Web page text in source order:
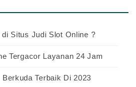
Situs Judi Slot Online ?
Tergacor Layanan 24 Jam
Terbaik Di 2023